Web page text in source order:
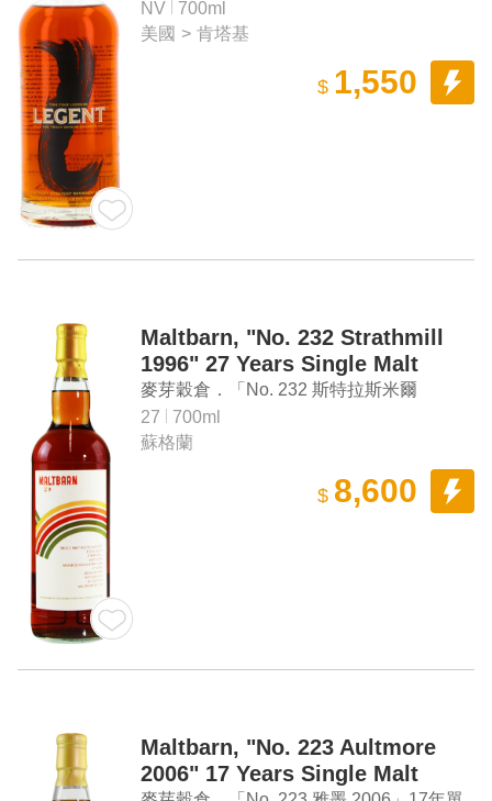
NV
700ml
美國 > 肯塔基
$ 1,550
Maltbarn, "No. 232 Strathmill
1996" 27 Years Single Malt
Scotch Whisky
麥芽穀倉．「No. 232 斯特拉斯米爾
1996」27年單一麥芽蘇格蘭威士忌
27
700ml
蘇格蘭
$ 8,600
Maltbarn, "No. 223 Aultmore
2006" 17 Years Single Malt